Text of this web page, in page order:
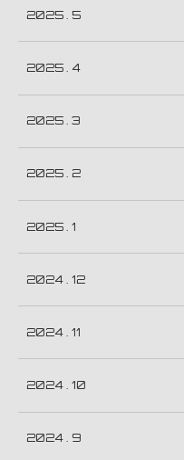
2025 . 5
2025 . 4
2025 . 3
2025 . 2
2025 . 1
2024 . 12
2024 . 11
2024 . 10
2024 . 9